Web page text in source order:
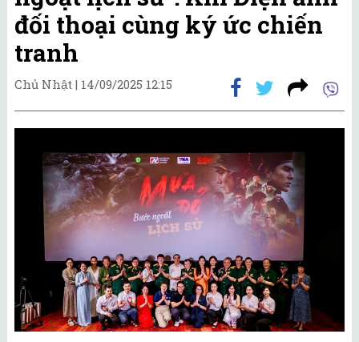
đối thoại cùng ký ức chiến
tranh
Chủ Nhật | 14/09/2025 12:15